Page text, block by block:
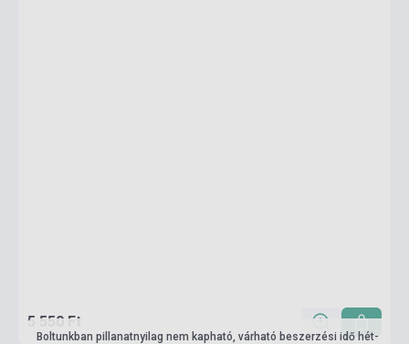
5 550 Ft
Boltunkban pillanatnyilag nem kapható, várható beszerzési idő hét-